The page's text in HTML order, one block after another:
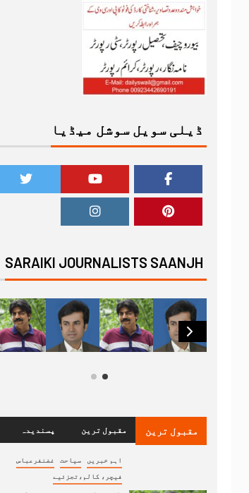
ڈیلی سویل سوشل میڈیا
SARAIKI JOURNALISTS SAANJH
مقبول ترین مقبول ترین پسندیدہ
اہم خبریں سیاحت غضنفرعباس
فیچر، کالم،تجزئیے